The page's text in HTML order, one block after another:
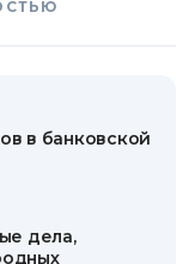
в банковской
дела,